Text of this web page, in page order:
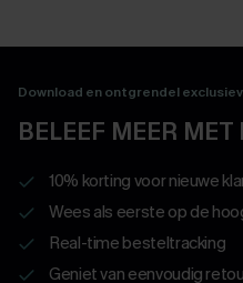
Download en ontgrendel
BELEEF MEER MET
10% korting voor nieuwe
Wees als eerste op de
Real-time besteltracking
Geniet van eenvoudig